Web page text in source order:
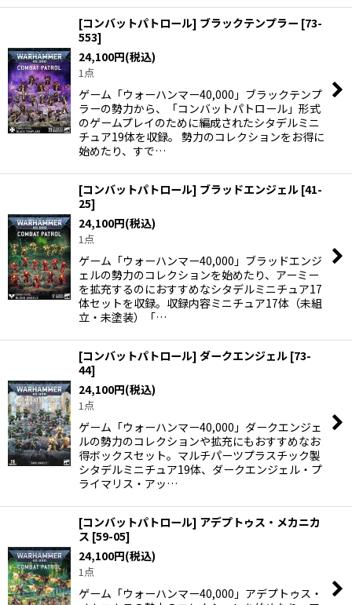
[コンバットパトロール] ブラックテンプラー [73-
553]
24,100円(税込)
1点
ゲーム「ウォーハンマー40,000」ブラックテンプ
ラーの勢力から、「コンバットパトロール」形式
のゲームプレイのために編成されたシタデルミニ
チュア19体を収録。 勢力のコレクションをお得に
始めたり、すで…
[コンバットパトロール] ブラッドエンジェル [41-
25]
24,100円(税込)
1点
ゲーム「ウォーハンマー40,000」ブラッドエンジ
ェルの勢力のコレクションを始めたり、アーミー
を拡充するのにおすすめなシタデルミニチュア17
体セットを収録。収録内容ミニチュア17体（未組
立・未塗装）「…
[コンバットパトロール] ダークエンジェル [73-
44]
24,100円(税込)
1点
ゲーム「ウォーハンマー40,000」ダークエンジェ
ルの勢力のコレクションや拡充にもおすすめなお
得ボックスセット。マルチパーツプラスチック製
シタデルミニチュア19体、ダークエンジェル・プ
ライマリス・アッ…
[コンバットパトロール] アデプトゥス・メカニカ
ス [59-05]
24,100円(税込)
1点
ゲーム「ウォーハンマー40,000」アデプトゥス・